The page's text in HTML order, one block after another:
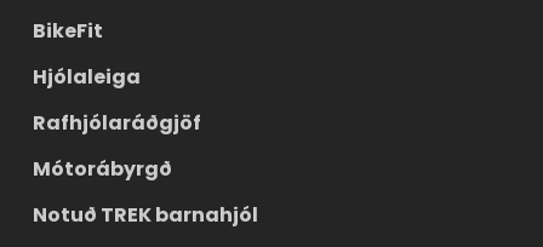
BikeFit
Hjólaleiga
Rafhjólaráðgjöf
Mótorábyrgð
Notuð TREK barnahjól